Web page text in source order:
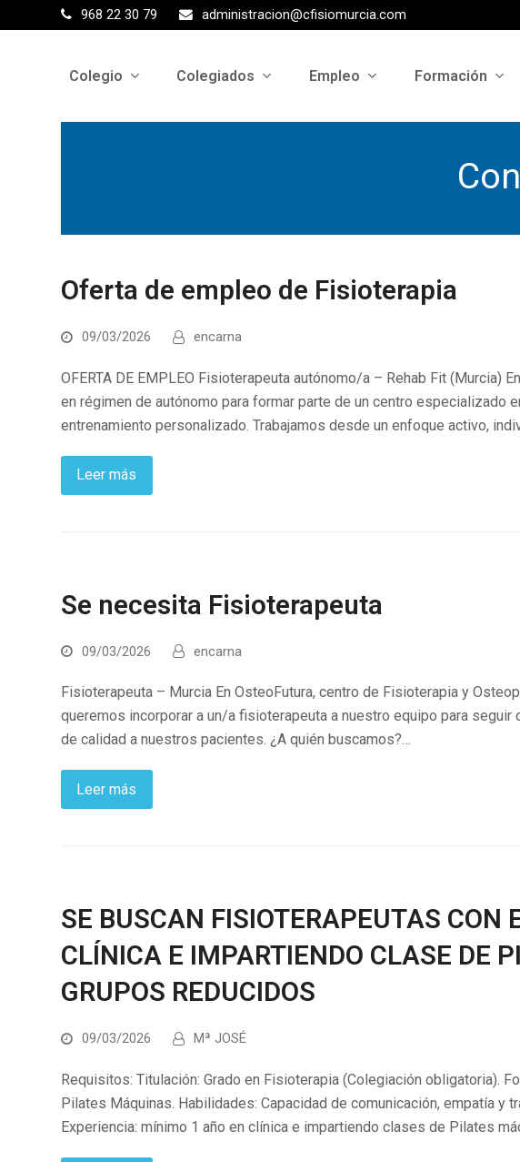
968 22 30 79 administracion@cfisiomurcia.com
Colegio Colegiados Empleo Formación
Oferta de empleo de Fisioterapia
09/03/2026 encarna
OFERTA DE EMPLEO Fisioterapeuta autónomo/a – Rehab Fit (Murcia)
en régimen de autónomo para formar parte de un centro especializado
entrenamiento personalizado. Trabajamos desde un enfoque activo,
Leer más
Se necesita Fisioterapeuta
09/03/2026 encarna
Fisioterapeuta – Murcia En OsteoFutura, centro de Fisioterapia y
queremos incorporar a un/a fisioterapeuta a nuestro equipo para
de calidad a nuestros pacientes. ¿A quién buscamos?…
Leer más
SE BUSCAN FISIOTERAPEUTAS CON
CLÍNICA E IMPARTIENDO CLASE DE
GRUPOS REDUCIDOS
09/03/2026 Mª JOSÉ
Requisitos: Titulación: Grado en Fisioterapia (Colegiación obligatoria).
Pilates Máquinas. Habilidades: Capacidad de comunicación, empatía y
Experiencia: mínimo 1 año en clínica e impartiendo clases de Pilates